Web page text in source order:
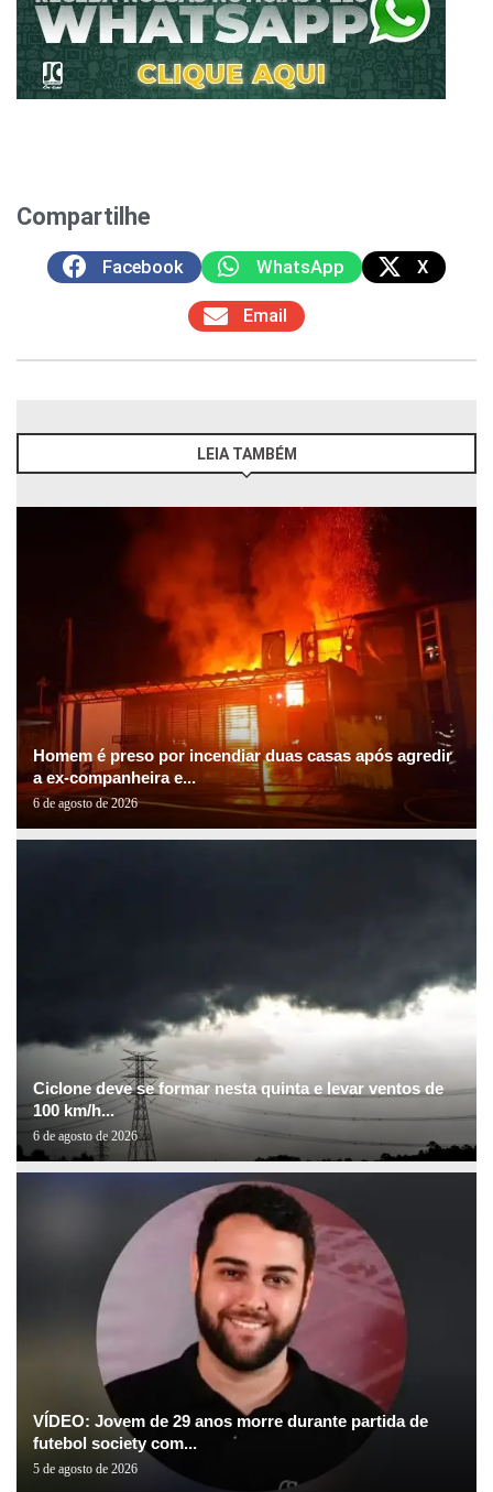
Compartilhe
Facebook WhatsApp X
Email
LEIA TAMBÉM
Homem é preso por incendiar duas casas após agredir
a ex-companheira e...
6 de agosto de 2026
Ciclone deve se formar nesta quinta e levar ventos de
100 km/h...
6 de agosto de 2026
VÍDEO: Jovem de 29 anos morre durante partida de
futebol society com...
5 de agosto de 2026